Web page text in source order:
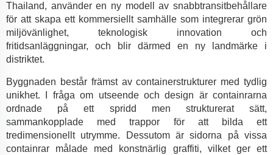
Thailand, använder en ny modell av snabbtransitbehållare
för att skapa ett kommersiellt samhälle som integrerar grön
miljövänlighet, teknologisk innovation och
fritidsanläggningar, och blir därmed en ny landmärke i
distriktet.
Byggnaden består främst av containerstrukturer med tydlig
unikhet. I fråga om utseende och design är containrarna
ordnade på ett spridd men strukturerat sätt,
sammankopplade med trappor för att bilda ett
tredimensionellt utrymme. Dessutom är sidorna på vissa
containrar målade med konstnärlig graffiti, vilket ger ett